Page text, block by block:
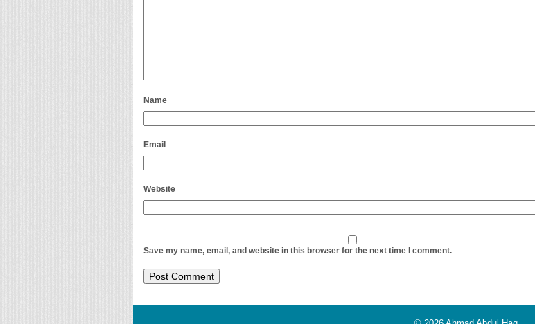
Name
Email
Website
Save my name, email, and website in this browser for the next time I comment.